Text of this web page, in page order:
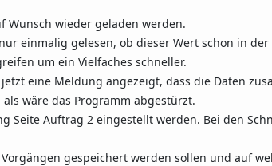
Wunsch wieder geladen werden.
einmalig gelesen, ob dieser Wert schon in
um ein Vielfaches schneller.
eine Meldung angezeigt, dass die Daten
wäre das Programm abgestürzt.
Auftrag 2 eingestellt werden. Bei den
gespeichert werden sollen und auf